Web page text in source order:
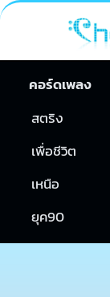
คอร์ดเพลง
สตริง
เพื่อชีวิต
เหนือ
ยุค90